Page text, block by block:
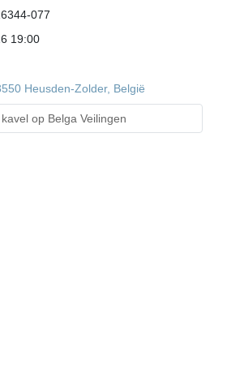
077
19:00
Heusden-Zolder, België
op Belga Veilingen